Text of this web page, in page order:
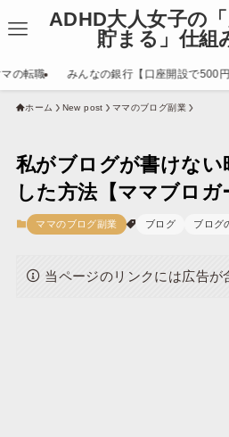
ADHD大人女子の
貯まる」仕組
の転職 みんなの銀行【口座開設で500
ホーム New post ママのブログ副業
私がブログが書けない
した方法【ママブロガ
ママのブログ副業 ブログ ブログ
当ページのリンクには広告が